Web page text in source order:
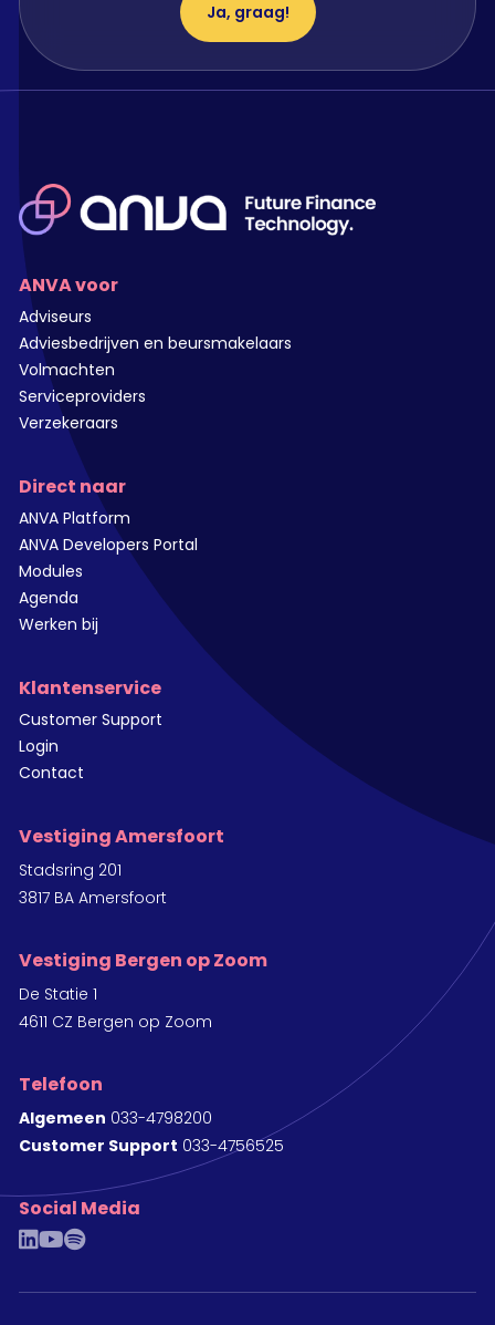
Ja, graag!
ANVA voor
Adviseurs
Adviesbedrijven en beursmakelaars
Volmachten
Serviceproviders
Verzekeraars
Direct naar
ANVA Platform
ANVA Developers Portal
Modules
Agenda
Werken bij
Klantenservice
Customer Support
Login
Contact
Vestiging Amersfoort
Stadsring 201
3817 BA Amersfoort
Vestiging Bergen op Zoom
De Statie 1
4611 CZ Bergen op Zoom
Telefoon
Algemeen 033-4798200
Customer Support 033-4756525
Social Media
linkedinyoutubespotify